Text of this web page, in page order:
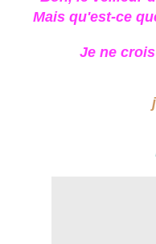
Mais qu'est-ce
Je ne